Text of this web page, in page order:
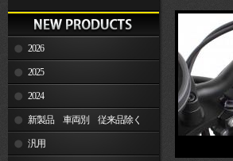
2026
2025
2024
新製品 車両別 従来品除く
汎用